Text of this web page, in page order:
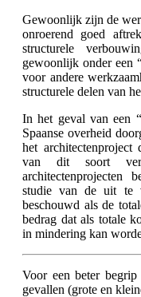
Gewoonlijk zijn de
onroerend goed
structurele
gewoonlijk onder een
voor andere
structurele delen van
In het geval van een
Spaanse overheid
het
van dit soort
architectenprojecten
studie van de uit te
beschouwd als de
bedrag dat als totale
in mindering kan
Voor een beter
gevallen (grote en